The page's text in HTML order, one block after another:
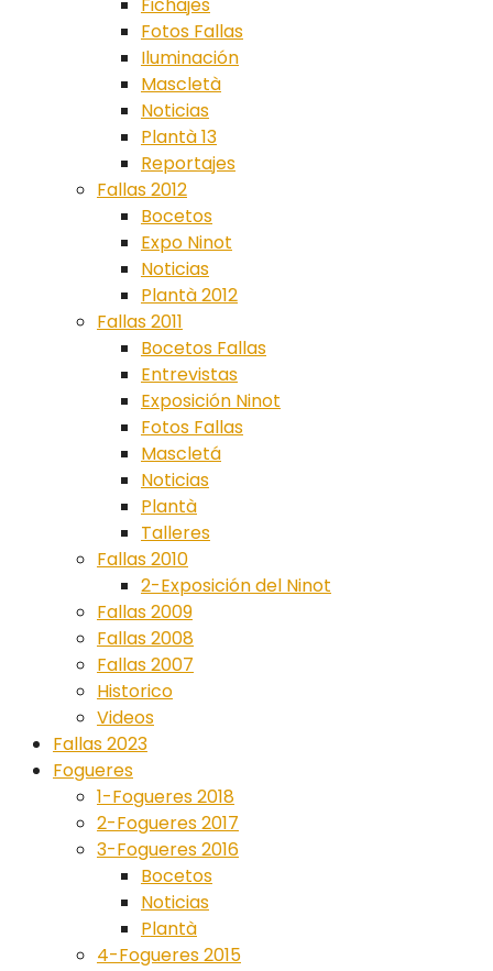
Fotos Fallas
Iluminación
Mascletà
Noticias
Plantà 13
Reportajes
Fallas 2012
Bocetos
Expo Ninot
Noticias
Plantà 2012
Fallas 2011
Bocetos Fallas
Entrevistas
Exposición Ninot
Fotos Fallas
Mascletá
Noticias
Plantà
Talleres
Fallas 2010
2-Exposición del Ninot
Fallas 2009
Fallas 2008
Fallas 2007
Historico
Videos
Fallas 2023
Fogueres
1-Fogueres 2018
2-Fogueres 2017
3-Fogueres 2016
Bocetos
Noticias
Plantà
4-Fogueres 2015